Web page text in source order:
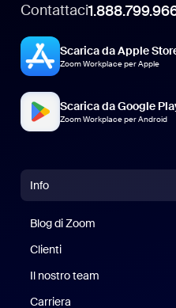
Contattaci
Scarica da Apple
Zoom Workplace per Apple
Scarica da Google
Zoom Workplace per Android
Info
Blog di Zoom
Clienti
Il nostro team
Carriera